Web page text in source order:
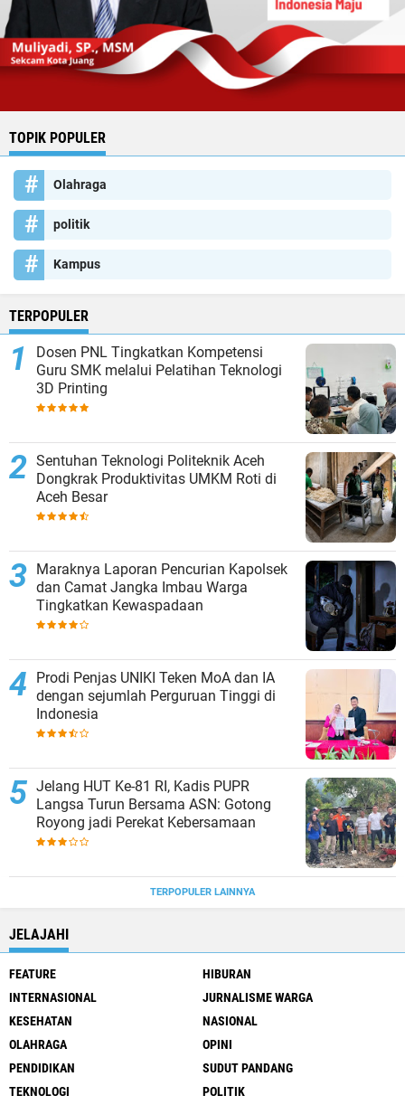
TOPIK POPULER
Olahraga
politik
Kampus
TERPOPULER
Dosen PNL Tingkatkan Kompetensi
Guru SMK melalui Pelatihan Teknologi
3D Printing
Sentuhan Teknologi Politeknik Aceh
Dongkrak Produktivitas UMKM Roti di
Aceh Besar
Maraknya Laporan Pencurian Kapolsek
dan Camat Jangka Imbau Warga
Tingkatkan Kewaspadaan
Prodi Penjas UNIKI Teken MoA dan IA
dengan sejumlah Perguruan Tinggi di
Indonesia
Jelang HUT Ke-81 RI, Kadis PUPR
Langsa Turun Bersama ASN: Gotong
Royong jadi Perekat Kebersamaan
TERPOPULER LAINNYA
JELAJAHI
FEATURE
HIBURAN
INTERNASIONAL
JURNALISME WARGA
KESEHATAN
NASIONAL
OLAHRAGA
OPINI
PENDIDIKAN
SUDUT PANDANG
TEKNOLOGI
POLITIK